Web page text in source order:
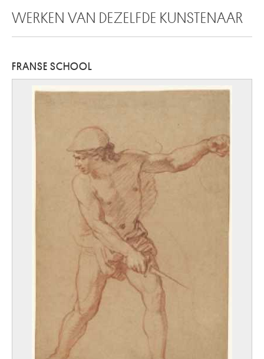
WERKEN VAN DEZELFDE KUNSTENAAR
FRANSE SCHOOL